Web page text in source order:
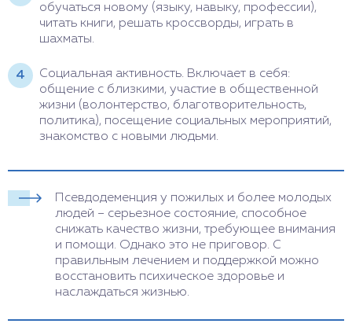
обучаться новому (языку, навыку, профессии),
читать книги, решать кроссворды, играть в
шахматы.
Социальная активность. Включает в себя:
общение с близкими, участие в общественной
жизни (волонтерство, благотворительность,
политика), посещение социальных мероприятий,
знакомство с новыми людьми.
Псевдодеменция у пожилых и более молодых
людей – серьезное состояние, способное
снижать качество жизни, требующее внимания
и помощи. Однако это не приговор. С
правильным лечением и поддержкой можно
восстановить психическое здоровье и
наслаждаться жизнью.